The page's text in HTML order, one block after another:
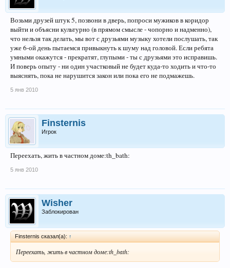
Возьми друзей штук 5, позвони в дверь, попроси мужиков в коридор
выйти и объясни культурно (в прямом смысле - чопорно и надменно),
что нельзя так делать, мы вот с друзьями музыку хотели послушать, так
уже 6-ой день пытаемся привыкнуть к шуму над головой. Если ребята
умными окажутся - прекратят, глупыми - ты с друзьями это исправишь.
И поверь опыту - ни один участковый не будет куда-то ходить и что-то
выяснять, пока не нарушится закон или пока его не подмажешь.
5 янв 2010
Finsternis
Игрок
Переехать, жить в частном доме:th_bath:
5 янв 2010
Wisher
Заблокирован
Finsternis сказал(а): ↑
Переехать, жить в частном доме:th_bath: